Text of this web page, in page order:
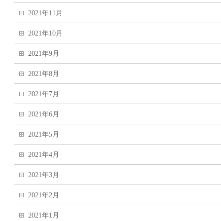
2021年11月
2021年10月
2021年9月
2021年8月
2021年7月
2021年6月
2021年5月
2021年4月
2021年3月
2021年2月
2021年1月